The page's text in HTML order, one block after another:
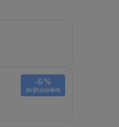
-5 %
zvýhodnění